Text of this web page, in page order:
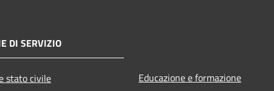
DI SERVIZIO
stato civile
Educazione e formazione